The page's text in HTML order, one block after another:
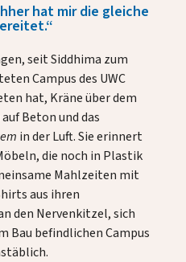
hat mir die gleiche
seit Siddhima zum
Campus des UWC
hat, Kräne über dem
Beton und das
in der Luft. Sie erinnert
die noch in Plastik
Mahlzeiten mit
aus ihren
den Nervenkitzel, sich
Bau befindlichen Campus